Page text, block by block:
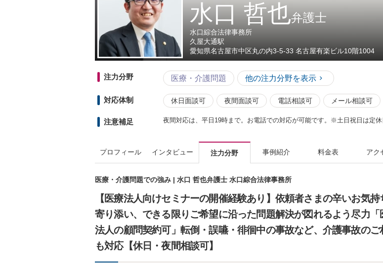
水口 哲也弁護士
水口綜合法律事務所
久屋大通駅
愛知県名古屋市中区丸の内3-5-33 名古屋有楽ビル10階1004
注力分野 医療・介護問題 他の注力分野を表示
対応体制 休日面談可 夜間面談可 電話相談可 メール相談可
注意補足 夜間対応は、平日19時まで。お電話での対応が可能です。※土日祝日は定休
プロフィール インタビュー 注力分野 事例紹介 料金表 アク
医療・介護問題での強み | 水口 哲也弁護士 水口綜合法律事務所
【医療法人向けセミナーの開催経験あり】依頼者さまの辛いお気持
寄り添い、できる限りご希望に沿った問題解決が図れるよう尽力「
法人の顧問契約可」転倒・誤嚥・徘徊中の事故など、介護事故のご
も対応【休日・夜間相談可】